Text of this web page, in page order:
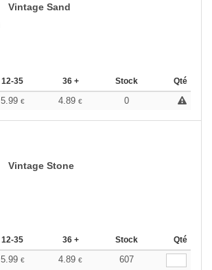
Vintage Sand
12-35 36 + Stock Qté
5.99 € 4.89 € 0
Vintage Stone
12-35 36 + Stock Qté
5.99 € 4.89 € 607